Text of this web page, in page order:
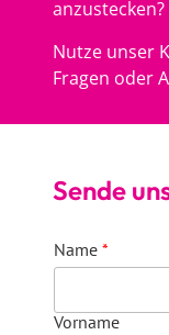
anzustecken?
Nutze unser
Fragen oder
Sende
Name *
Vorname